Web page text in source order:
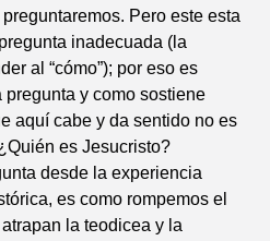
Pero este esta
inadecuada (la
al “cómo”); por eso es
y como sostiene
aquí cabe y da sentido no es
es Jesucristo?
desde la experiencia
es como rompemos el
la teodicea y la